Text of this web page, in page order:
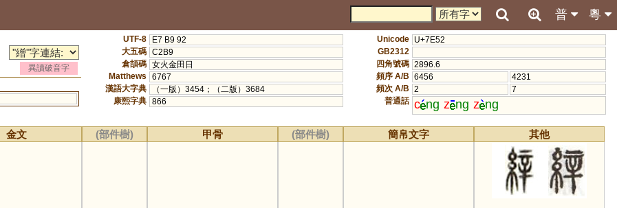
粵
普
異讀破音字
UTF-8
E7 B9 92
大五碼 C2B9
倉頡碼 女火金田日
Matthews
6767
漢語大字典
（一版）3454；（二版）3684
康熙字典 866
Unicode U+7E52
GB2312
四角號碼 2896.6
頻序 A/B 6456
4231
頻次 A/B 2
7
普通話 c ng z ng z ng
金文 (部件樹) 甲骨 (部件樹) 簡帛文字 其他